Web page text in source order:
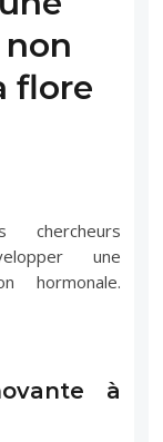
flore
chercheurs
une
hormonale.
à